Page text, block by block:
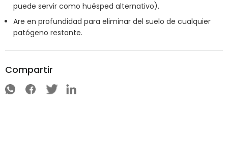
puede servir como huésped alternativo).
Are en profundidad para eliminar del suelo de cualquier
patógeno restante.
Compartir